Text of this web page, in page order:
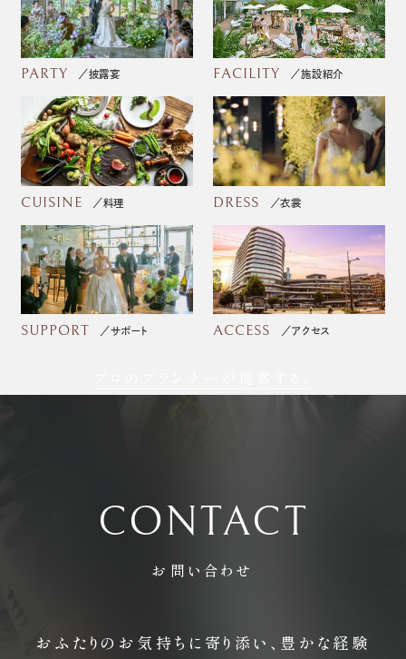
PARTY 披露宴 FACILITY 施設紹介
CUISINE 料理 DRESS 衣裳
SUPPORT サポート ACCESS アクセス
CONTACT
お問い合わせ
おふたりのお気持ちに寄り添い、豊かな経験